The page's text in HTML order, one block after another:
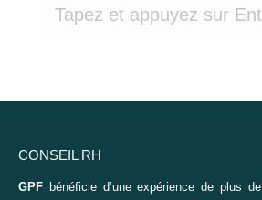
CONSEIL RH
GPF bénéficie d’une expérience de plus de